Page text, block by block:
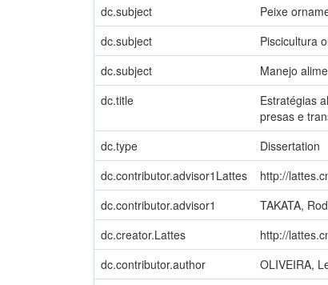
dc.subject
Peixe
dc.subject
Piscicultura
dc.subject
Manejo
dc.title
Estratégias
presas e
dc.type Dissertation
dc.contributor.advisor1Lattes
http://
dc.contributor.advisor1
TAKATA,
dc.creator.Lattes
http://
dc.contributor.author
OLIVEIRA,